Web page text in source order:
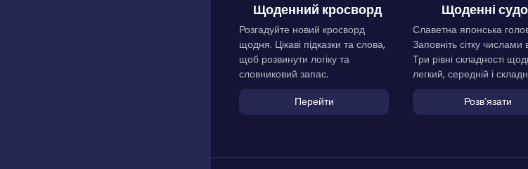
Щоденний кросворд
Розгадуйте новий кросворд
щодня. Цікаві підказки та слова,
щоб розвинути логіку та
словниковий запас.
Перейти
Щоденні
Славетна японська
Заповніть сітку числами
Три рівні складності
легкий, середній і
Розвʼязати